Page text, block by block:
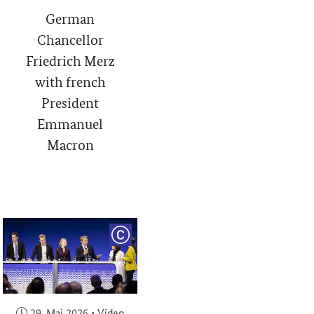
German
Chancellor
Friedrich Merz
with french
President
Emmanuel
Macron
COPYRIGHT